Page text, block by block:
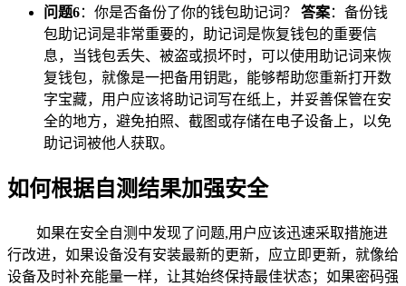
问题6：你是否备份了你的钱包助记词？ 答案：备份钱
包助记词是非常重要的，助记词是恢复钱包的重要信
息，当钱包丢失、被盗或损坏时，可以使用助记词来恢
复钱包，就像是一把备用钥匙，能够帮助您重新打开数
字宝藏，用户应该将助记词写在纸上，并妥善保管在安
全的地方，避免拍照、截图或存储在电子设备上，以免
助记词被他人获取。
如何根据自测结果加强安全
如果在安全自测中发现了问题,用户应该迅速采取措施进
行改进，如果设备没有安装最新的更新，应立即更新，就像给
设备及时补充能量一样，让其始终保持最佳状态；如果密码强